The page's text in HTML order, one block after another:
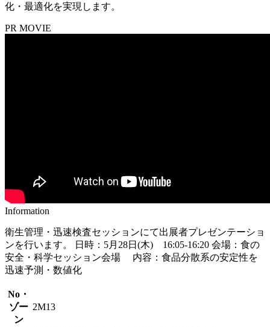
化・最適化を実現します。
PR MOVIE
Information
衛生管理・迅速検査セッションにて出展者プレゼンテーショ
ンを行います。 日時：5月28日(木) 16:05-16:20 会場：食の
安全・科学セッション会場 内容：食品分散系の安定性を
迅速予測・数値化
No・
ゾー
ン
2M13